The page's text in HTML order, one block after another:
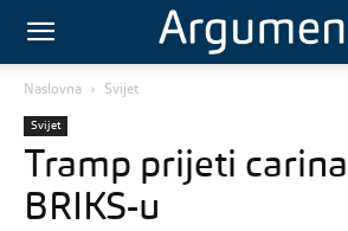
Naslovna Svijet
Svijet
Tramp prijeti
BRIKS-u